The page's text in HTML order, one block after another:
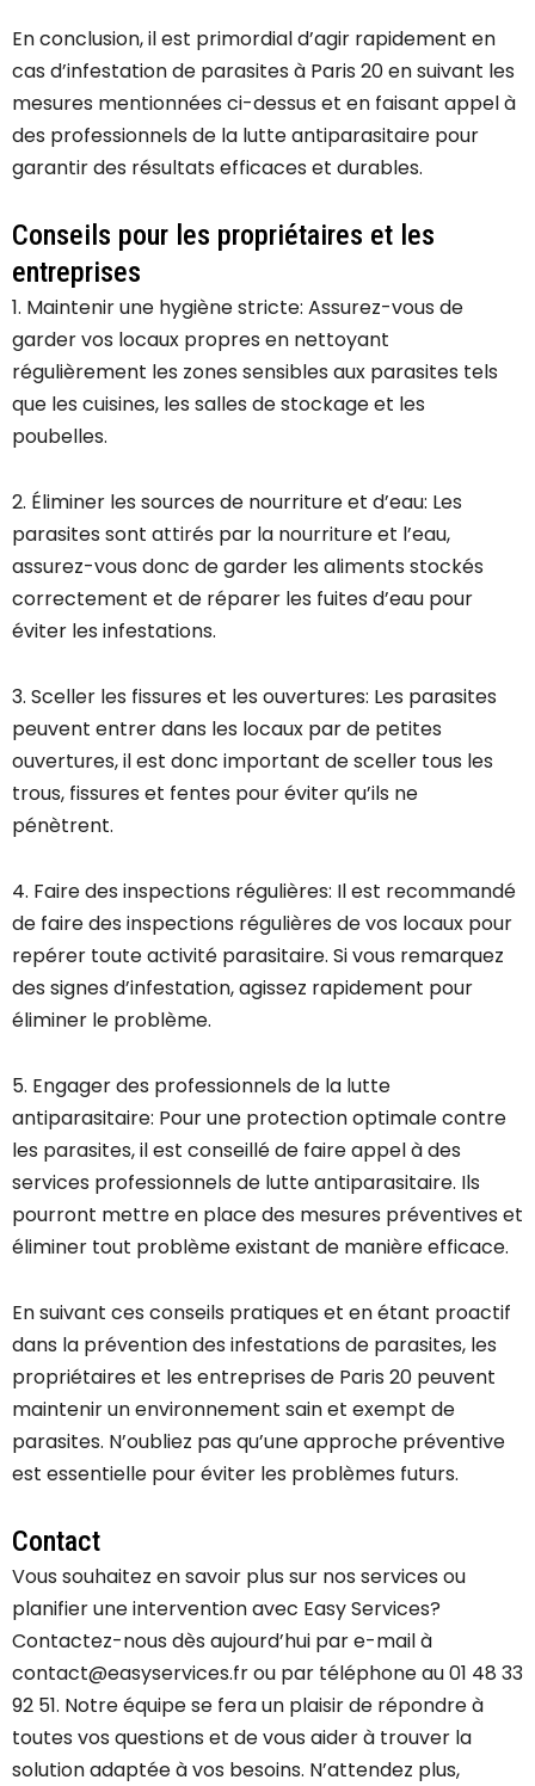
En conclusion, il est primordial d’agir rapidement en
cas d’infestation de parasites à Paris 20 en suivant les
mesures mentionnées ci-dessus et en faisant appel à
des professionnels de la lutte antiparasitaire pour
garantir des résultats efficaces et durables.
Conseils pour les propriétaires et les
entreprises
1. Maintenir une hygiène stricte: Assurez-vous de
garder vos locaux propres en nettoyant
régulièrement les zones sensibles aux parasites tels
que les cuisines, les salles de stockage et les
poubelles.
2. Éliminer les sources de nourriture et d’eau: Les
parasites sont attirés par la nourriture et l’eau,
assurez-vous donc de garder les aliments stockés
correctement et de réparer les fuites d’eau pour
éviter les infestations.
3. Sceller les fissures et les ouvertures: Les parasites
peuvent entrer dans les locaux par de petites
ouvertures, il est donc important de sceller tous les
trous, fissures et fentes pour éviter qu’ils ne
pénètrent.
4. Faire des inspections régulières: Il est recommandé
de faire des inspections régulières de vos locaux pour
repérer toute activité parasitaire. Si vous remarquez
des signes d’infestation, agissez rapidement pour
éliminer le problème.
5. Engager des professionnels de la lutte
antiparasitaire: Pour une protection optimale contre
les parasites, il est conseillé de faire appel à des
services professionnels de lutte antiparasitaire. Ils
pourront mettre en place des mesures préventives et
éliminer tout problème existant de manière efficace.
En suivant ces conseils pratiques et en étant proactif
dans la prévention des infestations de parasites, les
propriétaires et les entreprises de Paris 20 peuvent
maintenir un environnement sain et exempt de
parasites. N’oubliez pas qu’une approche préventive
est essentielle pour éviter les problèmes futurs.
Contact
Vous souhaitez en savoir plus sur nos services ou
planifier une intervention avec Easy Services?
Contactez-nous dès aujourd’hui par e-mail à
contact@easyservices.fr ou par téléphone au 01 48 33
92 51. Notre équipe se fera un plaisir de répondre à
toutes vos questions et de vous aider à trouver la
solution adaptée à vos besoins. N’attendez plus,